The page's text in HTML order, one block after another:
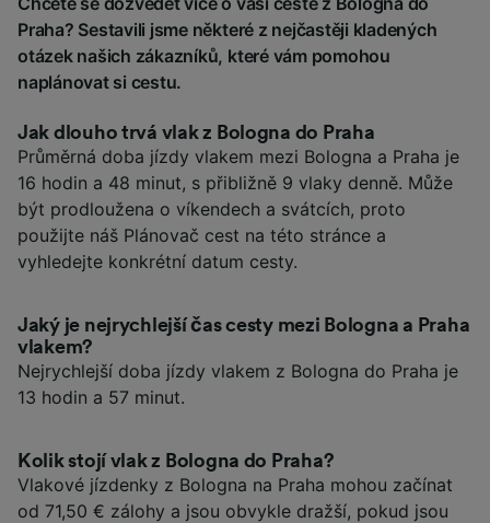
Praha? Sestavili jsme některé z nejčastěji kladených
otázek našich zákazníků, které vám pomohou
naplánovat si cestu.
Jak dlouho trvá vlak z Bologna do Praha
Průměrná doba jízdy vlakem mezi Bologna a Praha je
16 hodin a 48 minut, s přibližně 9 vlaky denně. Může
být prodloužena o víkendech a svátcích, proto
použijte náš Plánovač cest na této stránce a
vyhledejte konkrétní datum cesty.
Jaký je nejrychlejší čas cesty mezi Bologna a Praha
vlakem?
Nejrychlejší doba jízdy vlakem z Bologna do Praha je
13 hodin a 57 minut.
Kolik stojí vlak z Bologna do Praha?
Vlakové jízdenky z Bologna na Praha mohou začínat
od 71,50 € zálohy a jsou obvykle dražší, pokud jsou